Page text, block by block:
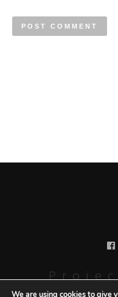
We are using cookies to give